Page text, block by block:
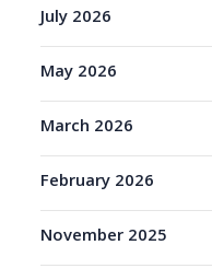
July 2026
May 2026
March 2026
February 2026
November 2025